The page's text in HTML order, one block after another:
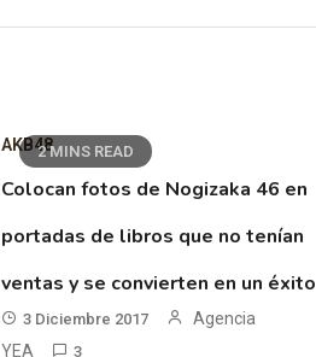
2 MINS READ
AKB48
Colocan fotos de Nogizaka 46 en
portadas de libros que no tenían
ventas y se convierten en un éxito
3 Diciembre 2017
Agencia
YEA
3